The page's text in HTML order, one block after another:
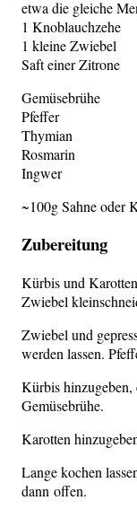
etwa die glei­che
1 Knoblauchzehe
1 klei­ne Zwiebel
Saft einer Zitrone
Gemü­se­brü­he
Pfeffer
Thymian
Rosmarin
Ingwer
~100g Sah­ne oder
Zubereitung
Kür­bis und
Zwie­bel
Zwie­bel und
wer­den las­sen.
Kür­bis hin­zu­ge­ben,
Gemüsebrühe.
Karot­ten
Lan­ge kochen
dann offen.